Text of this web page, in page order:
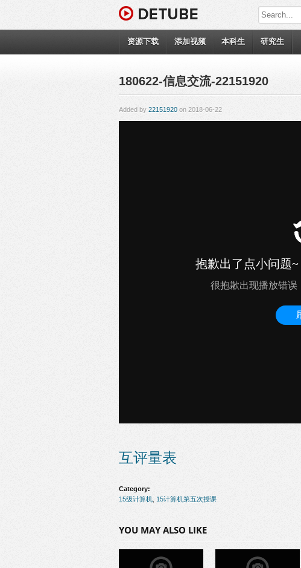
资源下载 添加视频 本科生 研究生
180622-信息交流-22151920
Added by 22151920 on 2018-06-22
互评量表
Category:
15级计算机 15计算机第五次授课
YOU MAY ALSO LIKE